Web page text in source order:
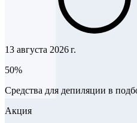
13 августа 2026 г.
50%
Средства для депиляции в
Акция